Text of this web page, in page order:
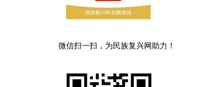
微信扫一扫，为民族复兴网助力！